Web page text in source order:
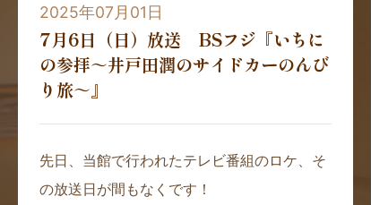
2025年07月01日
7月6日（日）放送 BSフジ『いちに
の参拝～井戸田潤のサイドカーのんび
り旅～』
先日、当館で行われたテレビ番組のロケ、そ
の放送日が間もなくです！